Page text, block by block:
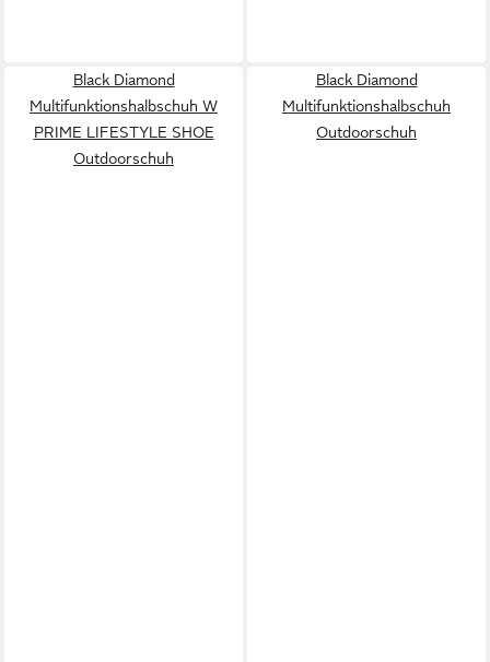
Black Diamond
Multifunktionshalbschuh W
PRIME LIFESTYLE SHOE
Outdoorschuh
Black Diamond
Multifunktionshalbschuh
Outdoorschuh